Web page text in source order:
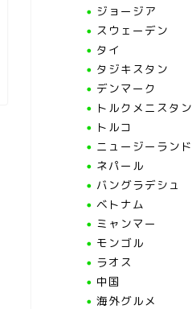
ジョージア
スウェーデン
タイ
タジキスタン
デンマーク
トルクメニスタン
トルコ
ニュージーランド
ネパール
バングラデシュ
ベトナム
ミャンマー
モンゴル
ラオス
中国
海外グルメ